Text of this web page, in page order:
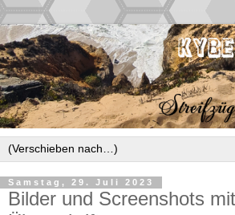
Samstag, 29. Juli 2023
Bilder und Screenshots